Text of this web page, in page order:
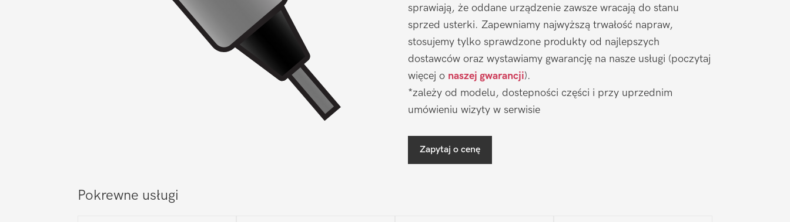
sprawiają, że oddane urządzenie zawsze wracają do stanu
sprzed usterki. Zapewniamy najwyższą trwałość napraw,
stosujemy tylko sprawdzone produkty od najlepszych
dostawców oraz wystawiamy gwarancję na nasze usługi (poczytaj
więcej o naszej gwarancji).
*zależy od modelu, dostepności części i przy uprzednim
umówieniu wizyty w serwisie
Zapytaj o cenę
Pokrewne usługi